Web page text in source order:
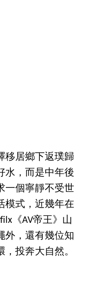
移居鄉下返璞歸
水，而是中年後
一個寧靜不受世
模式，近幾年在
《AV帝王》山
外，還有幾位知
投奔大自然。